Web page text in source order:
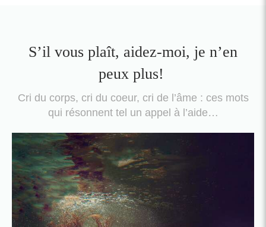
S’il vous plaît, aidez-moi, je n’en
peux plus!
Cri du corps, cri du coeur, cri de l’âme : ces mots
qui résonnent tel un appel à l’aide…